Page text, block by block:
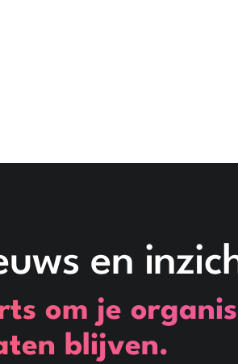
en
om je
blijven.